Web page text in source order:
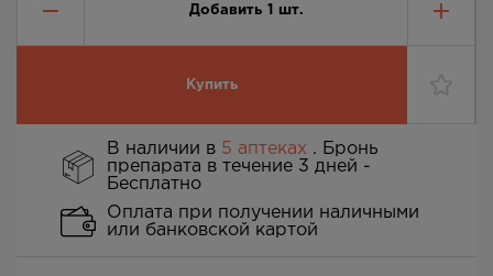
Добавить 1 шт.
Купить
В наличии в 5 аптеках . Бронь
препарата в течение 3 дней -
Бесплатно
Оплата при получении наличными
или банковской картой